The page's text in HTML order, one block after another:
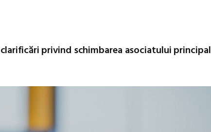
privind schimbarea asociatului principal